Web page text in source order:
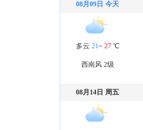
08月09日 今天
多云 21~ 27℃
西南风 2级
08月14日 周五